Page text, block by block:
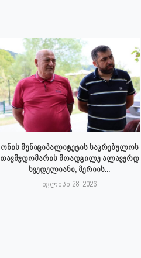
ონის მუნიციპალიტეტის საკრებულოს
თავმჯდომარის მოადგილე ალავერდ
ხვედელიანი, მერიის...
ივლისი 28, 2026